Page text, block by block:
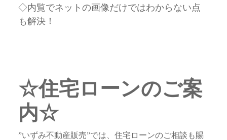
◇内覧でネットの画像だけではわからない点
も解決！
☆住宅ローンのご案
内☆
”いずみ不動産販売”では、住宅ローンのご相談も賜